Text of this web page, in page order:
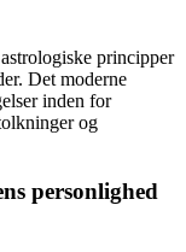
principper
Det moderne
inden for
og
personlighed